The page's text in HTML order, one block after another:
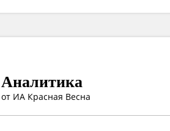
Аналитика
от ИА Красная Весна